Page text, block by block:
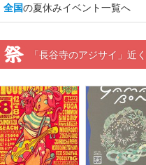
全国の夏休みイベント一覧へ
「長谷寺のアジサイ」近